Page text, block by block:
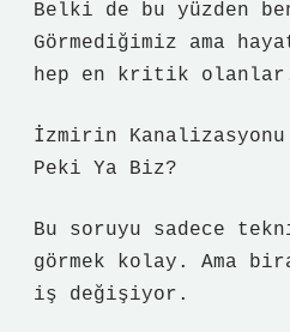
Belki de bu yüzden
Görmediğimiz ama
hep en kritik
İzmirin Kanalizasyonu
Peki Ya Biz?
Bu soruyu sadece
görmek kolay. Ama
iş değişiyor.